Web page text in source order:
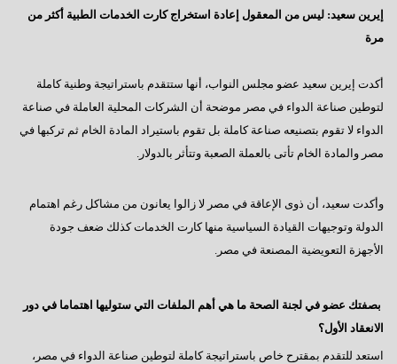
إيرين سعيد: ليس من المعقول إعادة استخراج كارت الخدمات الطبية أكثر من
مرة
أكدت إيرين سعيد عضو مجلس النواب، أنها ستتقدم باستراتيجة وطنية كاملة
لتوطين صناعة الدواء في مصر موضحة أن الشركات المحلية العاملة في صناعة
الدواء لا تقوم بتصنيعه صناعة كاملة بل تقوم باستيراد المادة الخام ثم تركبها في
مصر والمادة الخام تأتى بالعملة الصعبة وتتأثر بالدولار.
وأكدت سعيد، أن ذوى الإعاقة في مصر لا زالوا يعانون من مشاكل رغم اهتمام
الدولة وتوجيهات القيادة السياسية منها كارت الخدمات كذلك ضعف جودة
الأجهزة التعويضية المصنعة في مصر.
بصفتك عضو في لجنة الصحة ما هي أهم الملفات التي ستوليها اهتماما في دور
الانعقاد الأول؟
استعد للتقدم بمقترح خاص باستراتيجة كاملة لتوطين صناعة الدواء في مصر،